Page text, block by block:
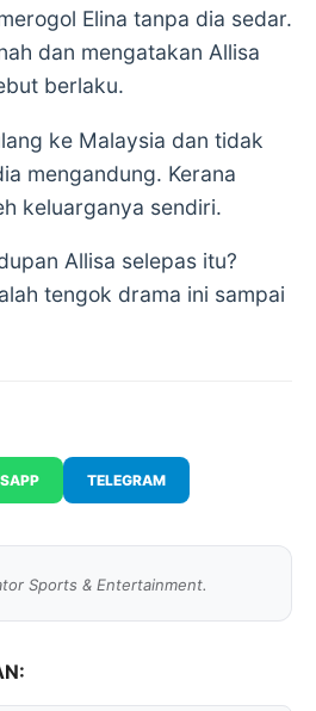
Elina tanpa dia sedar.
dan mengatakan Allisa
berlaku.
ke Malaysia dan tidak
mengandung. Kerana
keluarganya sendiri.
Allisa selepas itu?
tengok drama ini sampai
TELEGRAM
Sports & Entertainment.